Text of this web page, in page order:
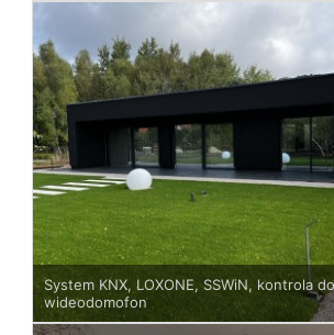
System KNX, LOXONE, SSWiN, kontrola
wideodomofon